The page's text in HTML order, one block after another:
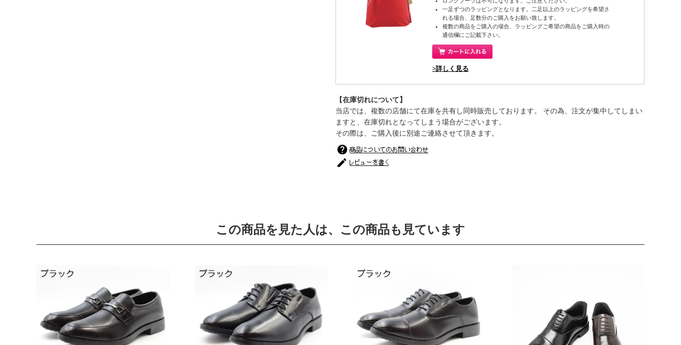
一足ずつのラッピングとなります。二足以上のラッピングを希望さ
れる場合、足数分のご購入をお願い致します。
複数の商品をご購入の場合、ラッピングご希望の商品をご購入時の
通信欄にご記載下さい。
>詳しく見る
【在庫切れについて】
当店では、複数の店舗にて在庫を共有し同時販売しております。 その為、注文が集中してしまい
ますと、在庫切れとなってしまう場合がございます。
その際は、ご購入後に別途ご連絡させて頂きます。
この商品を見た人は、この商品も見ています